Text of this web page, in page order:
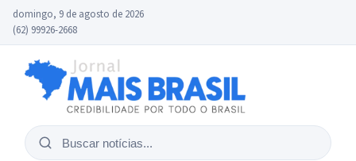
domingo, 9 de agosto de 2026
(62) 99926-2668
Buscar